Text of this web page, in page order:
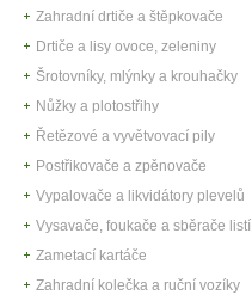
Zahradní drtiče a štěpkovače
Drtiče a lisy ovoce, zeleniny
Šrotovníky, mlýnky a krouhačky
Nůžky a plotostřihy
Řetězové a vyvětvovací pily
Postřikovače a zpěnovače
Vypalovače a likvidátory plevelů
Vysavače, foukače a sběrače listí
Zametací kartáče
Zahradní kolečka a ruční vozíky